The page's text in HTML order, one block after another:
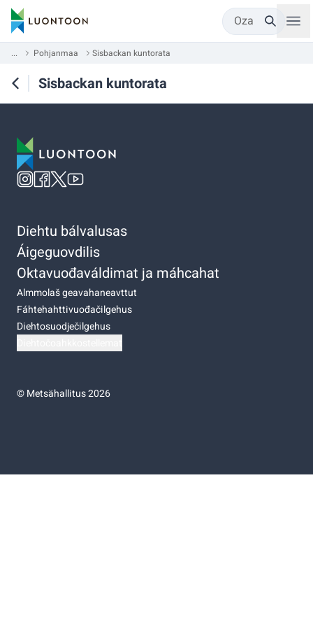
Oza
... Pohjanmaa Sisbackan kuntorata
Sisbackan kuntorata
Diehtu bálvalusas
Áigeguovdilis
Oktavuođaváldimat ja máhcahat
Almmolaš geavahaneavttut
Fáhtehahttivuođačilgehus
Diehtosuodječilgehus
©Metsähallitus 2026